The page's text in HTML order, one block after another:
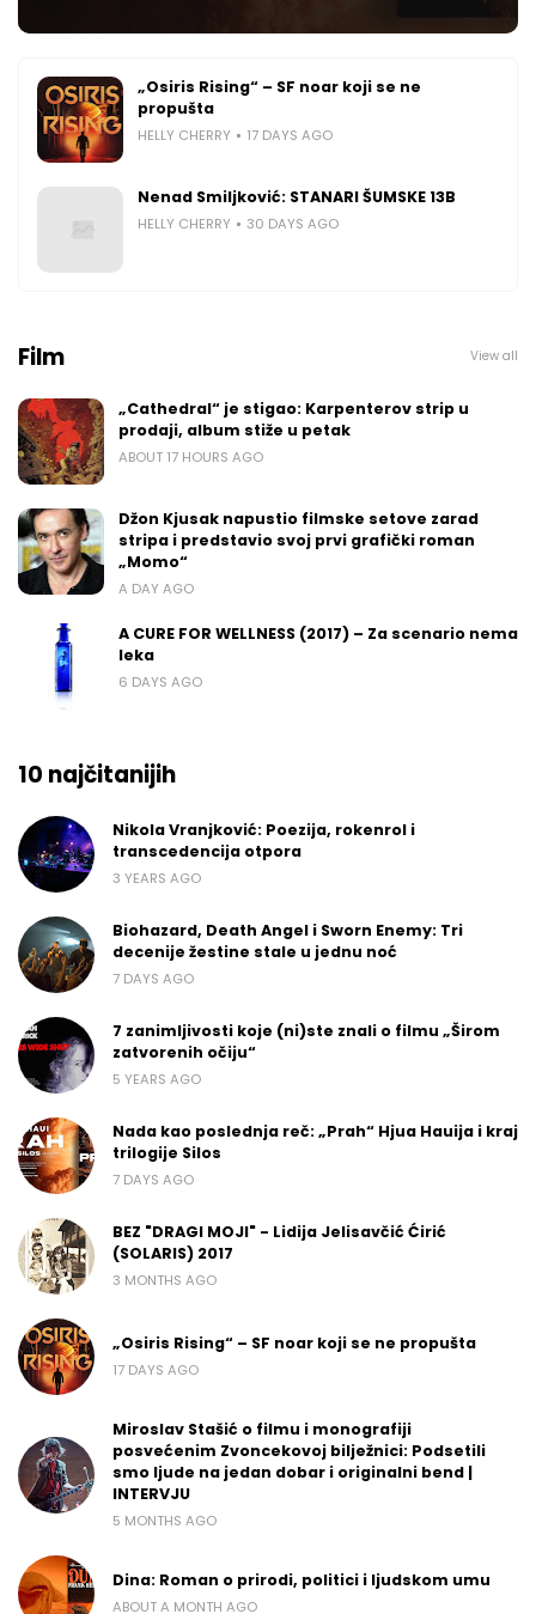
„Osiris Rising“ – SF noar koji se ne
propušta
HELLY CHERRY 17 DAYS AGO
Nenad Smiljković: STANARI ŠUMSKE 13B
HELLY CHERRY 30 DAYS AGO
Film View all
„Cathedral“ je stigao: Karpenterov strip u
prodaji, album stiže u petak
ABOUT 17 HOURS AGO
Džon Kjusak napustio filmske setove zarad
stripa i predstavio svoj prvi grafički roman
„Momo“
A DAY AGO
A CURE FOR WELLNESS (2017) – Za scenario nema
leka
6 DAYS AGO
10 najčitanijih
Nikola Vranjković: Poezija, rokenrol i
transcedencija otpora
3 YEARS AGO
Biohazard, Death Angel i Sworn Enemy: Tri
decenije žestine stale u jednu noć
7 DAYS AGO
7 zanimljivosti koje (ni)ste znali o filmu „Širom
zatvorenih očiju“
5 YEARS AGO
Nada kao poslednja reč: „Prah“ Hjua Hauija i kraj
trilogije Silos
7 DAYS AGO
BEZ "DRAGI MOJI" - Lidija Jelisavčić Ćirić
(SOLARIS) 2017
3 MONTHS AGO
„Osiris Rising“ – SF noar koji se ne propušta
17 DAYS AGO
Miroslav Stašić o filmu i monografiji
posvećenim Zvoncekovoj bilježnici: Podsetili
smo ljude na jedan dobar i originalni bend |
INTERVJU
5 MONTHS AGO
Dina: Roman o prirodi, politici i ljudskom umu
ABOUT A MONTH AGO